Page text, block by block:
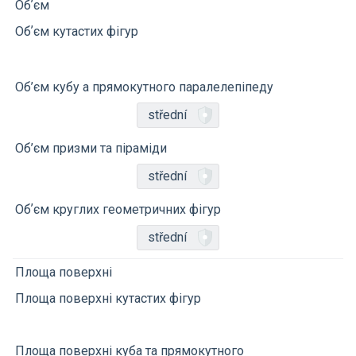
Обʼєм
Обʼєм кутастих фігур
Об’єм кубу a прямокутного паралелепіпеду
střední
Об’єм призми та піраміди
střední
Обʼєм круглих геометричних фігур
střední
Площа поверхні
Площа поверхні кутастих фігур
Площа поверхні куба та прямокутного